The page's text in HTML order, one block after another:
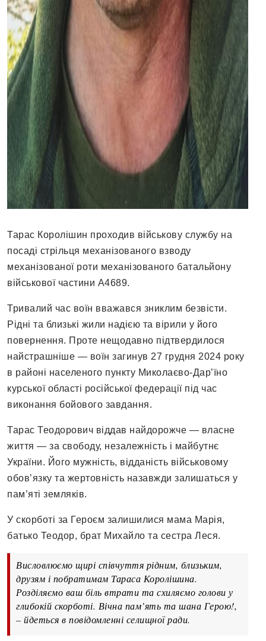
Тарас Королішин проходив військову службу на
посаді стрільця механізованого взводу
механізованої роти механізованого батальйону
військової частини А4689.
Тривалий час воїн вважався зниклим безвісти.
Рідні та близькі жили надією та вірили у його
повернення. Проте нещодавно підтвердилося
найстрашніше — воїн загинув 27 грудня 2024 року
в районі населеного пункту Миколаєво-Дар’їно
курської області російської федерації під час
виконання бойового завдання.
Тарас Теодорович віддав найдорожче — власне
життя — за свободу, незалежність і майбутнє
України. Його мужність, відданість військовому
обов’язку та жертовність назавжди залишаться у
пам’яті земляків.
У скорботі за Героєм залишилися мама Марія,
батько Теодор, брат Михайло та сестра Леся.
Висловлюємо щирі співчуття рідним, близьким,
друзям і побратимам Тараса Королішина.
Розділяємо ваш біль втрати та схиляємо голови у
глибокій скорботі. Вічна пам’ять та шана Герою!,
– йдеться в повідомленні селищної ради.